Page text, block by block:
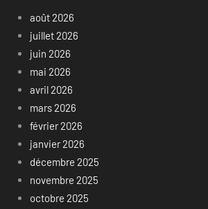
août 2026
juillet 2026
juin 2026
mai 2026
avril 2026
mars 2026
février 2026
janvier 2026
décembre 2025
novembre 2025
octobre 2025